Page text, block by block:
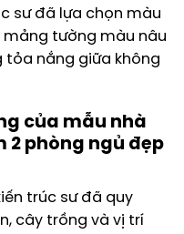
sư đã lựa chọn màu
mảng tường màu nâu
tỏa nắng giữa không
của mẫu nhà
2 phòng ngủ đẹp
trúc sư đã quy
cây trồng và vị trí